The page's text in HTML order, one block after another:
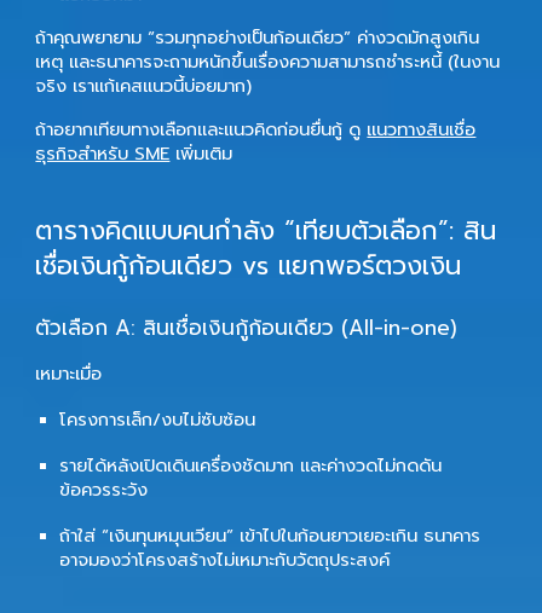
ถ้าคุณพยายาม “รวมทุกอย่างเป็นก้อนเดียว” ค่างวดมักสูงเกิน
เหตุ และธนาคารจะถามหนักขึ้นเรื่องความสามารถชำระหนี้ (ในงาน
จริง เราแก้เคสแนวนี้บ่อยมาก)
ถ้าอยากเทียบทางเลือกและแนวคิดก่อนยื่นกู้ ดู แนวทางสินเชื่อ
ธุรกิจสำหรับ SME เพิ่มเติม
ตารางคิดแบบคนกำลัง “เทียบตัวเลือก”: สิน
เชื่อเงินกู้ก้อนเดียว vs แยกพอร์ตวงเงิน
ตัวเลือก A: สินเชื่อเงินกู้ก้อนเดียว (All-in-one)
เหมาะเมื่อ
โครงการเล็ก/งบไม่ซับซ้อน
รายได้หลังเปิดเดินเครื่องชัดมาก และค่างวดไม่กดดัน
ข้อควรระวัง
ถ้าใส่ “เงินทุนหมุนเวียน” เข้าไปในก้อนยาวเยอะเกิน ธนาคาร
อาจมองว่าโครงสร้างไม่เหมาะกับวัตถุประสงค์